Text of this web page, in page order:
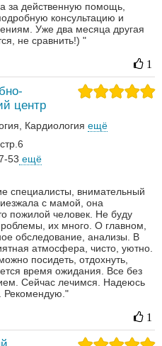
за действенную помощь,
консультацию и
Уже два месяца другая
не сравнить!) "
1
центр
Кардиология ещё
53 ещё
специалисты, внимательный
с мамой, она
пожилой человек. Не буду
их много. О главном,
обследование, анализы. В
атмосфера, чисто, уютно.
посидеть, отдохнуть,
время ожидания. Все без
Сейчас лечимся. Надеюсь
Рекомендую."
1